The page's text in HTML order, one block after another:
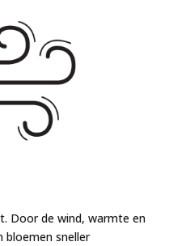
Door de wind, warmte en
bloemen sneller